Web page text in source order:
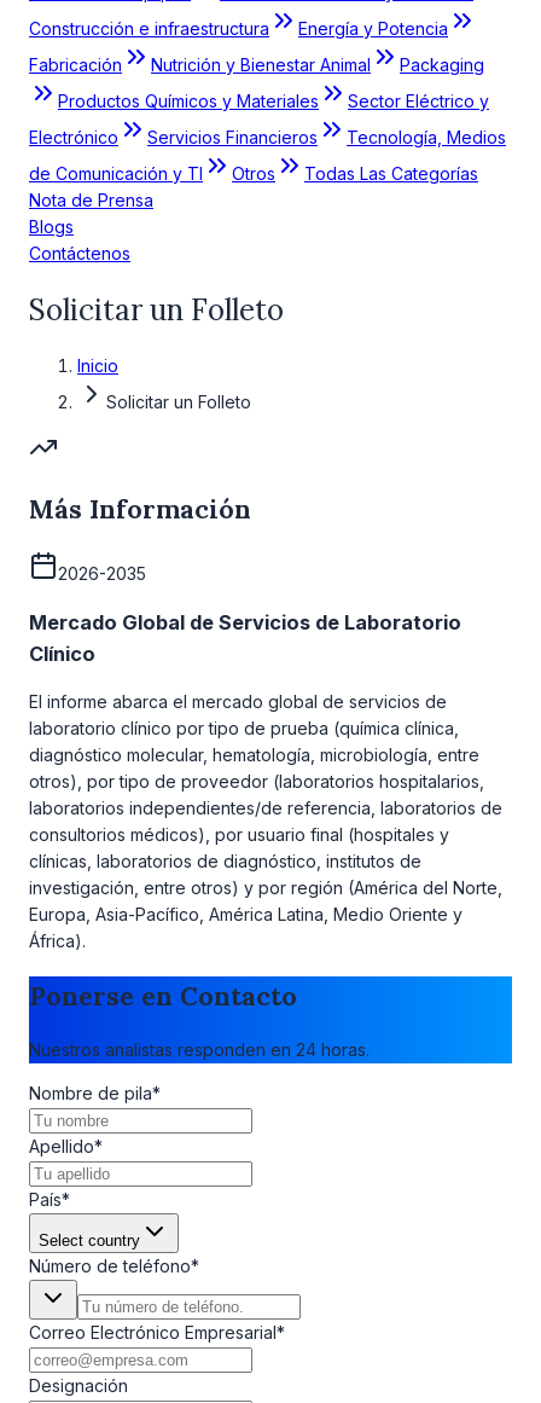
Construcción e infraestructura
Energía y Potencia
Fabricación
Nutrición y Bienestar Animal
Packaging
Productos Químicos y Materiales
Sector Eléctrico y
Electrónico
Servicios Financieros
Tecnología, Medios
de Comunicación y TI
Otros
Todas Las Categorías
Nota de Prensa
Blogs
Contáctenos
Solicitar un Folleto
Inicio
Solicitar un Folleto
Más Información
2026-2035
Mercado Global de Servicios de Laboratorio
Clínico
El informe abarca el mercado global de servicios de
laboratorio clínico por tipo de prueba (química clínica,
diagnóstico molecular, hematología, microbiología, entre
otros), por tipo de proveedor (laboratorios hospitalarios,
laboratorios independientes/de referencia, laboratorios de
consultorios médicos), por usuario final (hospitales y
clínicas, laboratorios de diagnóstico, institutos de
investigación, entre otros) y por región (América del Norte,
Europa, Asia-Pacífico, América Latina, Medio Oriente y
África).
Ponerse en Contacto
Nuestros analistas responden en 24 horas.
Nombre de pila*
Apellido*
País*
Select country
Número de teléfono*
Correo Electrónico Empresarial*
Designación